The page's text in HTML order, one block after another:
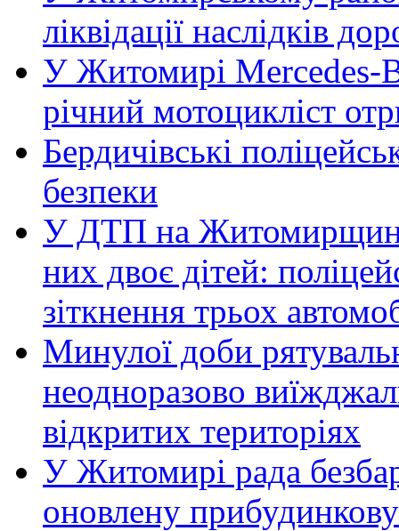
ліквідації наслідків
У Житомирі Mercedes-
річний мотоцикліст
Бердичівські
безпеки
У ДТП на Житомирщині
них двоє дітей:
зіткнення трьох
Минулої доби
неодноразово
відкритих територіях
У Житомирі рада
оновлену